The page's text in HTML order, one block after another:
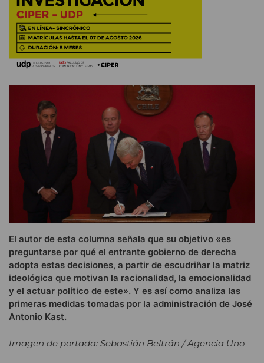
El autor de esta columna señala que su objetivo «es
preguntarse por qué el entrante gobierno de derecha
adopta estas decisiones, a partir de escudriñar la matriz
ideológica que motivan la racionalidad, la emocionalidad
y el actuar político de este». Y es así como analiza las
primeras medidas tomadas por la administración de José
Antonio Kast.
Imagen de portada: Sebastián Beltrán / Agencia Uno